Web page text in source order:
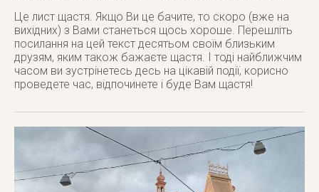
Це лист щастя. Якщо Ви це бачите, то скоро (вже на
вихідних) з Вами станеться щось хороше. Перешліть
посилання на цей текст десятьом своїм близьким
друзям, яким також бажаєте щастя. І тоді найближчим
часом ви зустрінетесь десь на цікавій події, корисно
проведете час, відпочинете і буде Вам щастя!